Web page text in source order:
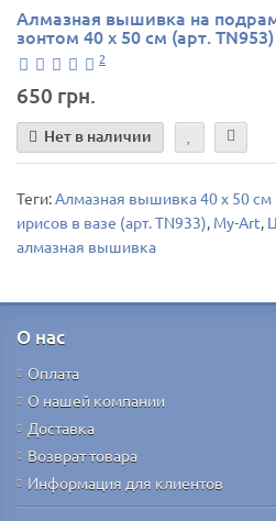
Алмазная вышивка на
зонтом 40 х 50 см (арт. TN953)
2
650 грн.
Нет в наличии
Теги:Алмазная вышивка 40 х 50 см
ирисов в вазе (арт. TN933), My-Art,
алмазная вышивка
О нас
Оплата
О нашей компании
Доставка
Возврат товара
Информация для клиентов